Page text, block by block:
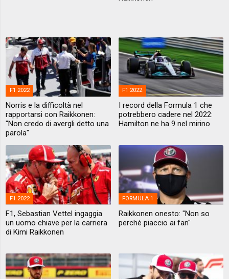
F1 2022
Norris e la difficoltà nel
rapportarsi con Raikkonen:
"Non credo di avergli detto una
parola"
F1 2022
I record della Formula 1 che
potrebbero cadere nel 2022:
Hamilton ne ha 9 nel mirino
F1 2022
F1, Sebastian Vettel ingaggia
un uomo chiave per la carriera
di Kimi Raikkonen
FORMULA 1
Raikkonen onesto: "Non so
perché piaccio ai fan"